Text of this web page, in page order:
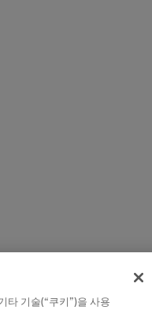
타 기술(“쿠키”)을 사용